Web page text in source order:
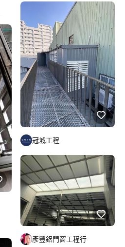
冠城工程
彥豐鋁門窗工程行